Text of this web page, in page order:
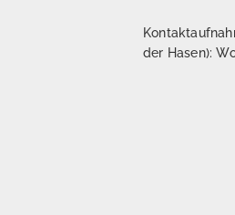
der Hasen):